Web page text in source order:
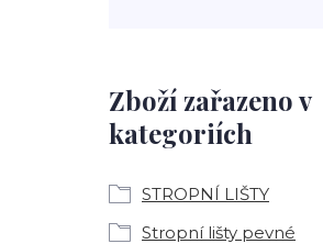
Zboží zařazeno v
kategoriích
STROPNÍ LIŠTY
Stropní lišty pevné